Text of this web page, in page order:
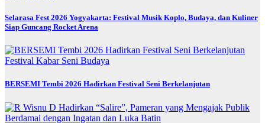
Selarasa Fest 2026 Yogyakarta: Festival Musik Koplo, Budaya, dan Kuliner
Siap Guncang Rocket Arena
Festival Kabar Seni Budaya
BERSEMI Tembi 2026 Hadirkan Festival Seni Berkelanjutan